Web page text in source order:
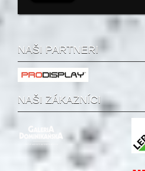
NAŠI PARTNERI
NAŠI ZÁKAZNÍCI